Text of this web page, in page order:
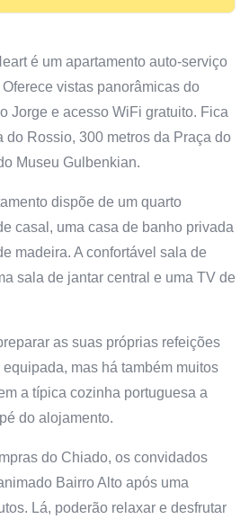
é um apartamento auto-serviço
vistas panorâmicas do
Jorge e acesso WiFi gratuito. Fica
do Rossio, 300 metros da Praça do
Museu Gulbenkian.
dispõe de um quarto
casal, uma casa de banho privada
madeira. A confortável sala de
sala de jantar central e uma TV de
as suas próprias refeições
mas há também muitos
a típica cozinha portuguesa a
do alojamento.
do Chiado, os convidados
Bairro Alto após uma
Lá, poderão relaxar e desfrutar